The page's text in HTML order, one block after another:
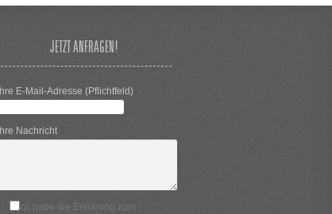
JETZT ANFRAGEN!
Ihre E-Mail-Adresse (Pflichtfeld)
Ihre Nachricht
Ich habe die Erklärung zum